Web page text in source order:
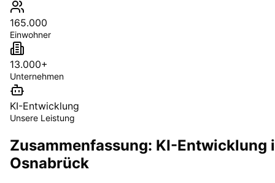
165.000
Einwohner
13.000+
Unternehmen
KI-Entwicklung
Unsere Leistung
Zusammenfassung: KI-Entwicklung
Osnabrück